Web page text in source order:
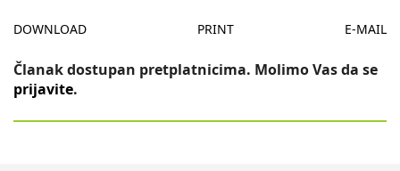
DOWNLOAD PRINT E-MAIL
Članak dostupan pretplatnicima. Molimo Vas da se
prijavite.